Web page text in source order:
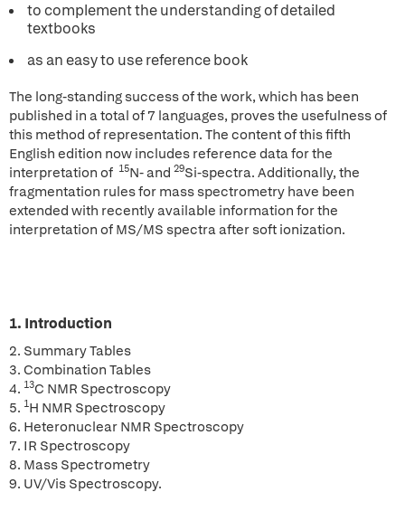
to complement the understanding of detailed
textbooks
as an easy to use reference book
The long-standing success of the work, which has been
published in a total of 7 languages, proves the usefulness of
this method of representation. The content of this fifth
English edition now includes reference data for the
interpretation of 15N- and 29Si-spectra. Additionally, the
fragmentation rules for mass spectrometry have been
extended with recently available information for the
interpretation of MS/MS spectra after soft ionization.
1. Introduction
2. Summary Tables
3. Combination Tables
4. 13C NMR Spectroscopy
5. 1H NMR Spectroscopy
6. Heteronuclear NMR Spectroscopy
7. IR Spectroscopy
8. Mass Spectrometry
9. UV/Vis Spectroscopy.